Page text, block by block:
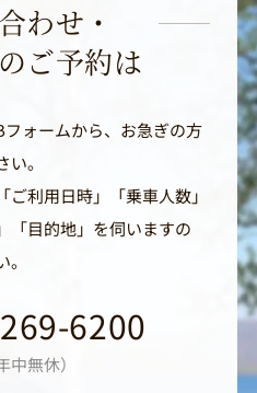
わせ・
ご予約は
ォームから、お急ぎの方
。
利用日時」「乗車人数」
「目的地」を伺いますの
6200
中無休）